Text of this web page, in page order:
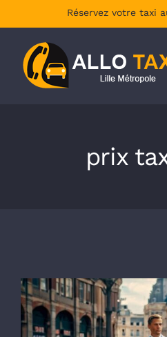
au
contenu
Réservez votre taxi
prix